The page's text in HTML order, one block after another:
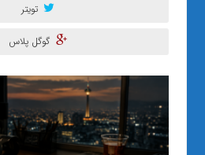
تویتر
گوگل پلاس